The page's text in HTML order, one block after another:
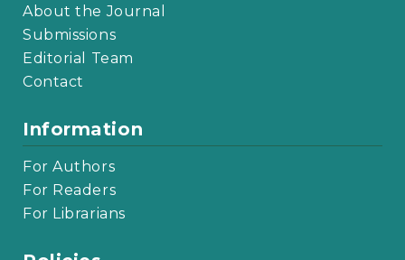
About the Journal
Submissions
Editorial Team
Contact
Information
For Authors
For Readers
For Librarians